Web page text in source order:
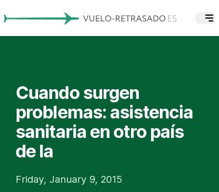
Cuando surgen
problemas: asistencia
sanitaria en otro país
de la
Friday, January 9, 2015